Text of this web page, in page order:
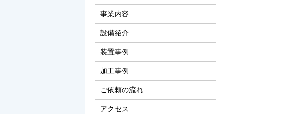
事業内容
設備紹介
装置事例
加工事例
ご依頼の流れ
アクセス